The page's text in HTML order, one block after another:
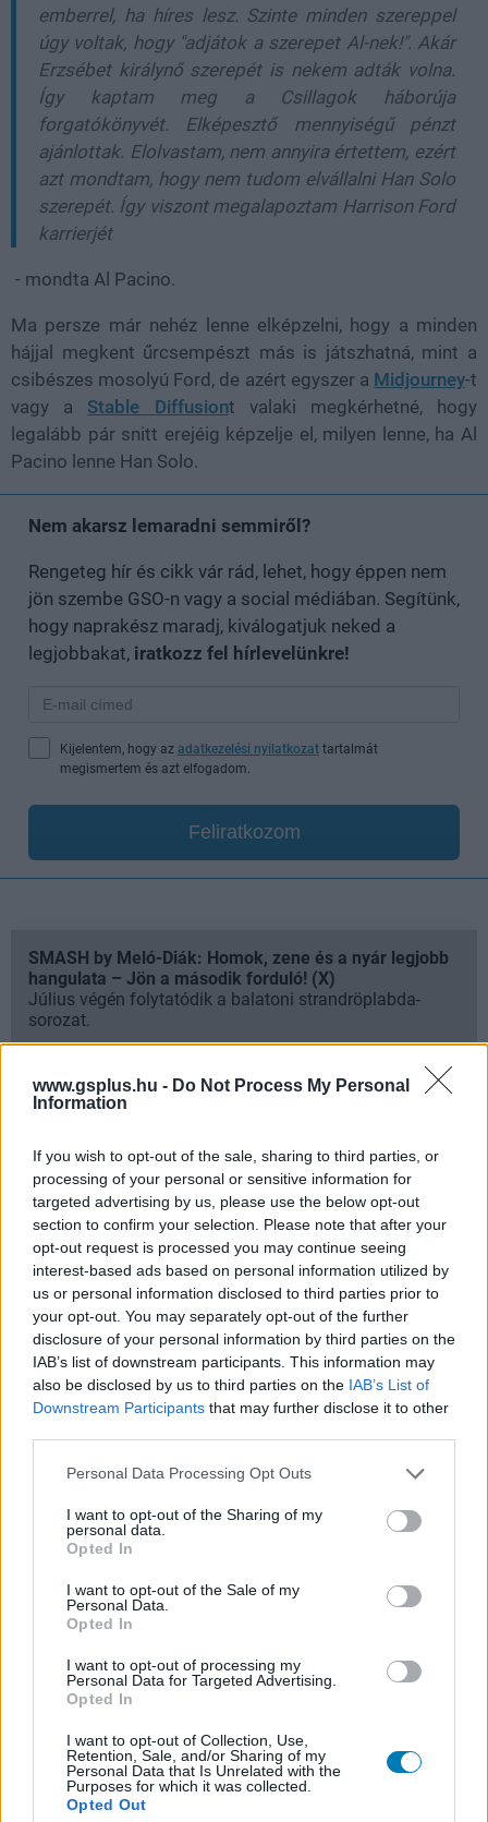
www.gsplus.hu - Do Not Process My Personal
Information
If you wish to opt-out of the sale, sharing to third parties, or
processing of your personal or sensitive information for
targeted advertising by us, please use the below opt-out
section to confirm your selection. Please note that after your
opt-out request is processed you may continue seeing
interest-based ads based on personal information utilized by
us or personal information disclosed to third parties prior to
your opt-out. You may separately opt-out of the further
disclosure of your personal information by third parties on the
IAB’s list of downstream participants. This information may
also be disclosed by us to third parties on the IAB’s List of
Downstream Participants that may further disclose it to other
Please note that this website/app uses one or more Google
not limited to your visit or usage behaviour. You may click to
grant or deny consent to Google and its third-party tags to
use your data for below specified purposes in below Google
consent section.
Personal Data Processing Opt Outs
I want to opt-out of the Sharing of my
personal data.
Opted In
I want to opt-out of the Sale of my
Personal Data.
Opted In
I want to opt-out of processing my
Personal Data for Targeted Advertising.
Opted In
I want to opt-out of Collection, Use,
Retention, Sale, and/or Sharing of my
Personal Data that Is Unrelated with the
Purposes for which it was collected.
Opted Out
emberrel, ha híres lesz. Szinte minden szereppel
úgy voltak, hogy "adjátok a szerepet Al-nek!". Akár
Erzsébet királynő szerepét is nekem adták volna.
Így kaptam meg a Csillagok háborúja
forgatókönyvét. Elképesztő mennyiségű pénzt
ajánlottak. Elolvastam, nem annyira értettem, ezért
azt mondtam, hogy nem tudom elvállalni Han Solo
szerepét. Így viszont megalapoztam Harrison Ford
karrierjét
- mondta Al Pacino.
Ma persze már nehéz lenne elképzelni, hogy a minden
hájjal megkent űrcsempészt más is játszhatná, mint a
csibészes mosolyú Ford, de azért egyszer a Midjourney-t
vagy a Stable Diffusiont valaki megkérhetné, hogy
legalább pár snitt erejéig képzelje el, milyen lenne, ha Al
Pacino lenne Han Solo.
Nem akarsz lemaradni semmiről?
Rengeteg hír és cikk vár rád, lehet, hogy éppen nem
jön szembe GSO-n vagy a social médiában. Segítünk,
hogy naprakész maradj, kiválogatjuk neked a
legjobbakat, iratkozz fel hírlevelünkre!
Kijelentem, hogy az adatkezelési nyilatkozat tartalmát
megismertem és azt elfogadom.
Feliratkozom
SMASH by Meló-Diák: Homok, zene és a nyár legjobb
hangulata – Jön a második forduló! (X)
Július végén folytatódik a balatoni strandröplabda-
sorozat.
#csillagok háborúja
Hozzászólások
A Disney+ ezekkel a
premierekkel búcsúztatja
áprilist
Bár az erre a hónapra tervezett tartalmak nagy
részét már ellőtte a Disney, azért még akad
egy-két érdekesség.